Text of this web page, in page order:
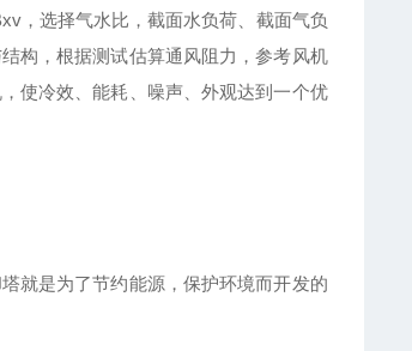
，选择气水比，截面水负荷、截面气负
构，根据测试估算通风阻力，参考风机
使冷效、能耗、噪声、外观达到一个优
就是为了节约能源，保护环境而开发的